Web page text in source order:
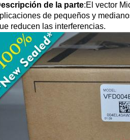
de la parte:El vector
de pequeños y
reducen las interferencias.